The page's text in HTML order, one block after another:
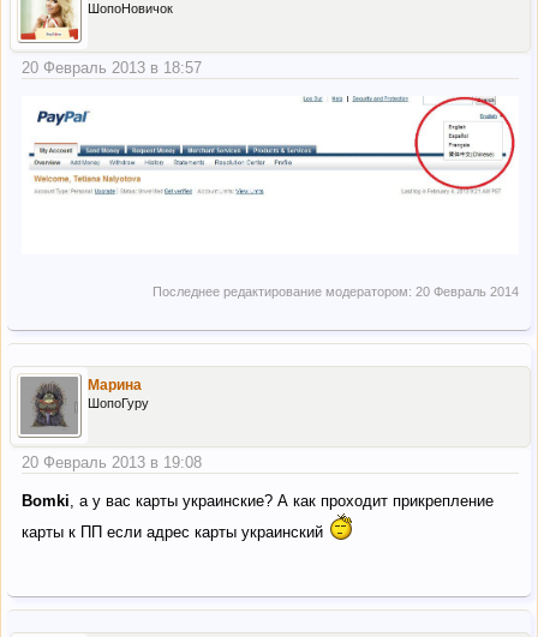
ШопоНовичок
20 Февраль 2013 в 18:57
Последнее редактирование модератором: 20 Февраль 2014
Марина
ШопоГуру
20 Февраль 2013 в 19:08
Bomki, а у вас карты украинские? А как проходит прикрепление
карты к ПП если адрес карты украинский